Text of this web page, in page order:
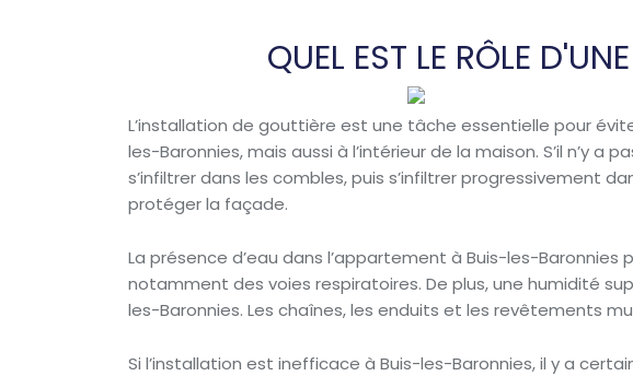
QUEL EST LE RÔLE
L’installation de gouttière est une tâche essentielle pour
les-Baronnies, mais aussi à l’intérieur de la maison. S’il n’y
s’infiltrer dans les combles, puis s’infiltrer progressivement
protéger la façade.
La présence d’eau dans l’appartement à Buis-les-
notamment des voies respiratoires. De plus, une humidité
les-Baronnies. Les chaînes, les enduits et les revêtements
Si l’installation est inefficace à Buis-les-Baronnies, il y a